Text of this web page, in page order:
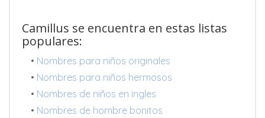
Camillus se encuentra en estas listas
populares:
• Nombres para niños originales
• Nombres para niños hermosos
• Nombres de niños en ingles
• Nombres de hombre bonitos